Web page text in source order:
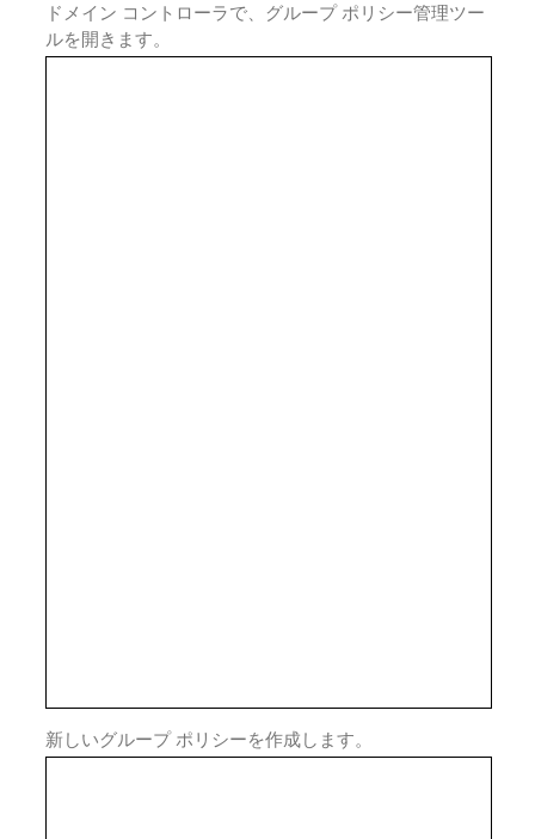
ドメイン コントローラで、グループ ポリシー管理ツー
ルを開きます。
新しいグループ ポリシーを作成します。